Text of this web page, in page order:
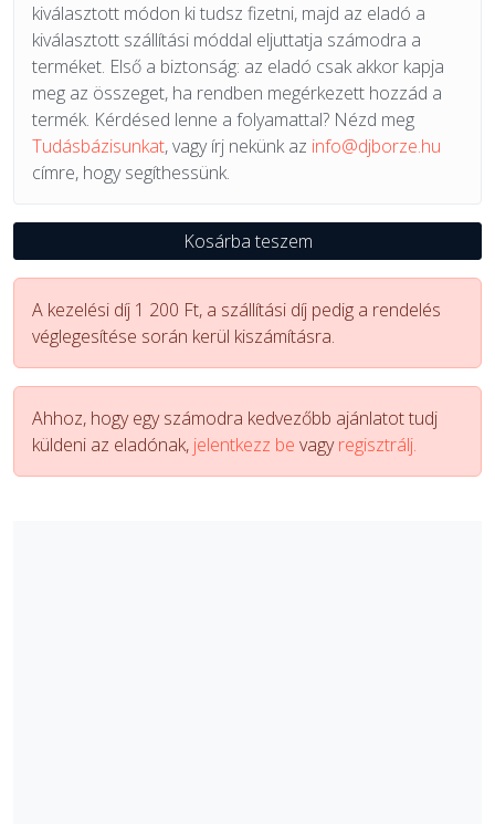
kiválasztott módon ki tudsz fizetni, majd az eladó a
kiválasztott szállítási móddal eljuttatja számodra a
terméket. Első a biztonság: az eladó csak akkor kapja
meg az összeget, ha rendben megérkezett hozzád a
termék. Kérdésed lenne a folyamattal? Nézd meg
Tudásbázisunkat, vagy írj nekünk az info@djborze.hu
címre, hogy segíthessünk.
Kosárba teszem
A kezelési díj 1 200 Ft, a szállítási díj pedig a rendelés
véglegesítése során kerül kiszámításra.
Ahhoz, hogy egy számodra kedvezőbb ajánlatot tudj
küldeni az eladónak, jelentkezz be vagyregisztrálj.